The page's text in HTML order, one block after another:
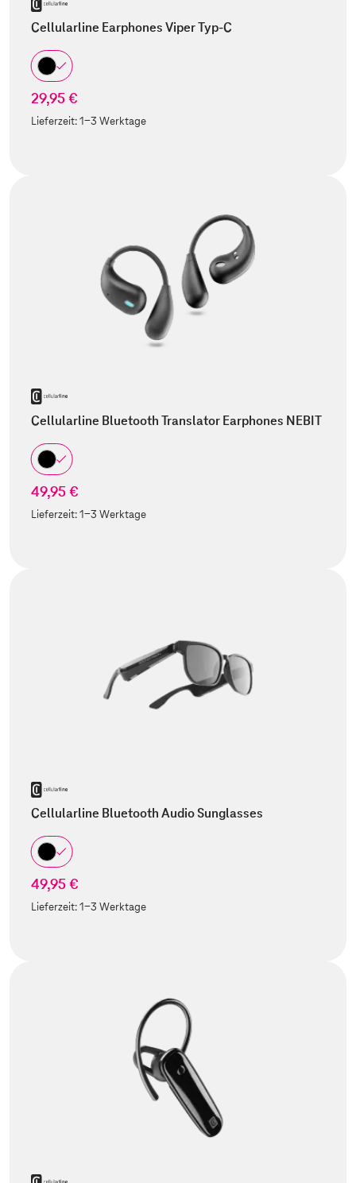
Cellularline Earphones Viper Typ-C
29,95 €
Lieferzeit:1-3 Werktage
Cellularline Bluetooth Translator Earphones NEBIT
49,95 €
Lieferzeit:1-3 Werktage
Cellularline Bluetooth Audio Sunglasses
49,95 €
Lieferzeit:1-3 Werktage